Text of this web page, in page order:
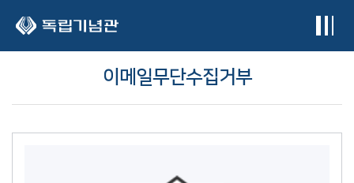
이메일무단수집거부